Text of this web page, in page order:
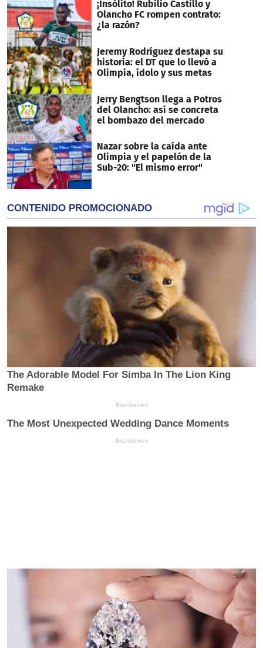
¡Insólito! Rubilio Castillo y
Olancho FC rompen contrato:
¿la razón?
Jeremy Rodríguez destapa su
historia: el DT que lo llevó a
Olimpia, ídolo y sus metas
Jerry Bengtson llega a Potros
del Olancho: así se concreta
el bombazo del mercado
Nazar sobre la caída ante
Olimpia y el papelón de la
Sub-20: "El mismo error"